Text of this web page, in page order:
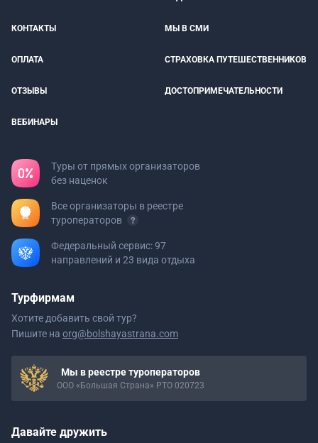
КОНТАКТЫ МЫ В СМИ
ОПЛАТА СТРАХОВКА ПУТЕШЕСТВЕННИКОВ
ОТЗЫВЫ ДОСТОПРИМЕЧАТЕЛЬНОСТИ
ВЕБИНАРЫ
Туры от прямых организаторов
без наценок
Все организаторы в реестре
туроператоров
Федеральный сервис: 97
направлений и 23 вида отдыха
Турфирмам
Хотите добавить свой тур?
Пишите на org@bolshayastrana.com
Мы в реестре туроператоров
ООО «Большая Страна» РТО 020723
Давайте дружить